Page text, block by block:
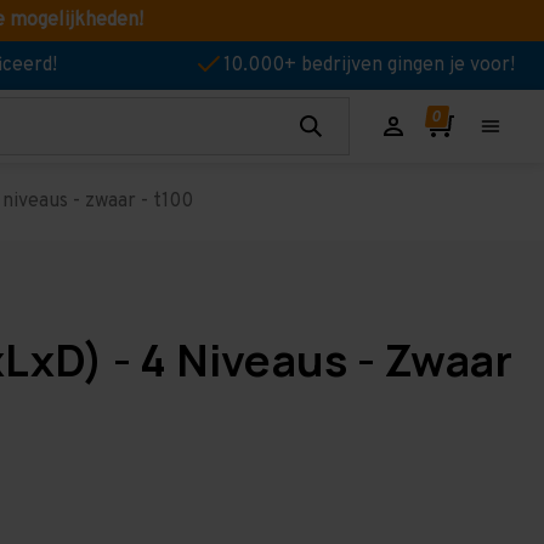
mogelijkheden!
10.000+ bedrijven gingen je voor!
- zwaar - t100
- 4 Niveaus - Zwaar